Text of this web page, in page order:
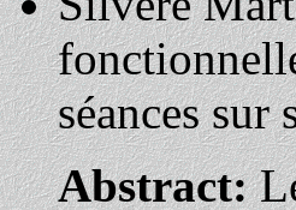
séances
Abstract: